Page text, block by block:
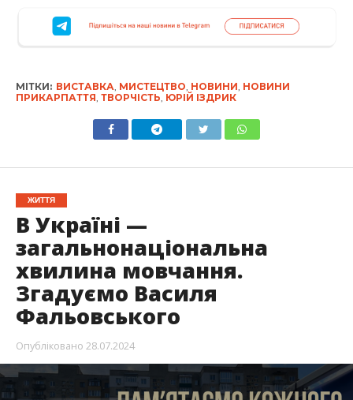
МІТКИ: ВИСТАВКА МИСТЕЦТВО НОВИНИ НОВИНИ
ПРИКАРПАТТЯ ТВОРЧІСТЬ ЮРІЙ ІЗДРИК
ЖИТТЯ
В Україні —
загальнонаціональна
хвилина мовчання.
Згадуємо Василя
Фальовського
Опубліковано 28.07.2024